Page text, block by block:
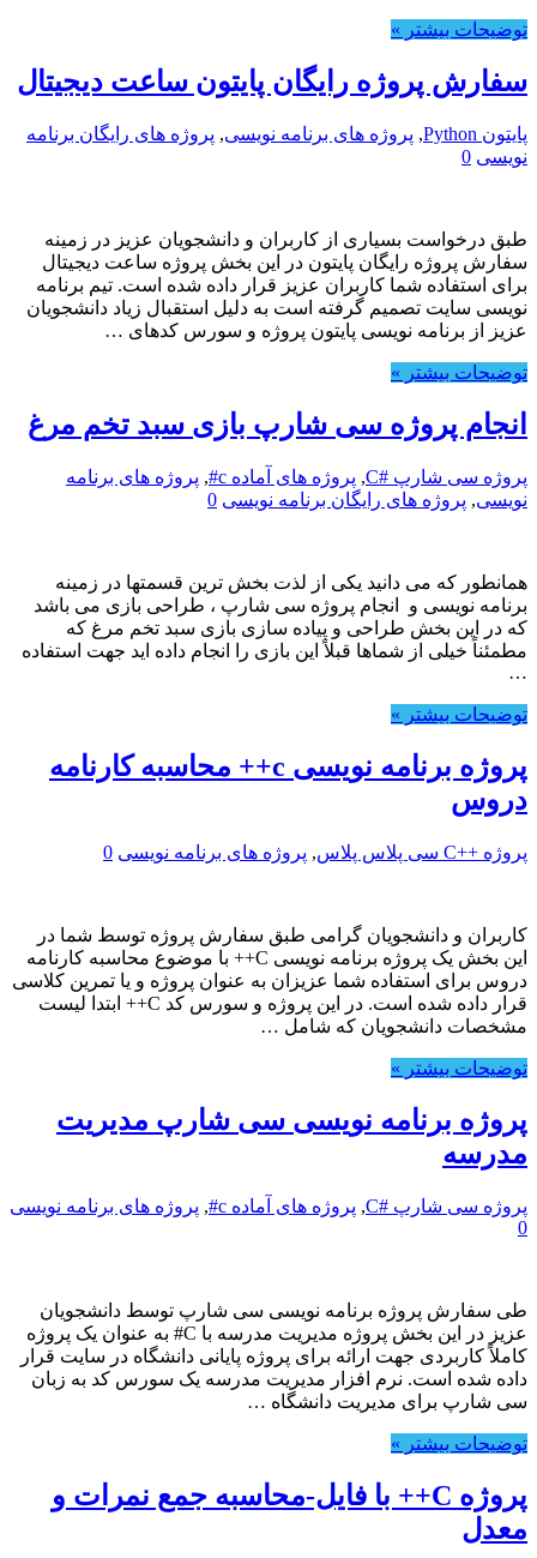
توضیحات بیشتر »
سفارش پروژه رایگان پایتون ساعت دیجیتال
پایتون Python , پروژه های برنامه نویسی, پروژه های رایگان برنامه
نویسی 0
طبق درخواست بسیاری از کاربران و دانشجویان عزیز در زمینه
سفارش پروژه رایگان پایتون در این بخش پروژه ساعت دیجیتال
برای استفاده شما کاربران عزیز قرار داده شده است. تیم برنامه
نویسی سایت تصمیم گرفته است به دلیل استقبال زیاد دانشجویان
عزیز از برنامه نویسی پایتون پروژه و سورس کدهای …
توضیحات بیشتر »
انجام پروژه سی شارپ بازی سبد تخم مرغ
پروژه سی شارپ #C , پروژه های آماده c# , پروژه های برنامه
نویسی, پروژه های رایگان برنامه نویسی 0
همانطور که می دانید یکی از لذت بخش ترین قسمتها در زمینه
برنامه نویسی و انجام پروژه سی شارپ ، طراحی بازی می باشد
که در این بخش طراحی و پیاده سازی بازی سبد تخم مرغ که
مطمئناً خیلی از شماها قبلاً این بازی را انجام داده اید جهت استفاده
…
توضیحات بیشتر »
پروژه برنامه نویسی c++ محاسبه کارنامه
دروس
پروژه ++C سی پلاس پلاس , پروژه های برنامه نویسی 0
کاربران و دانشجویان گرامی طبق سفارش پروژه توسط شما در
این بخش یک پروژه برنامه نویسی C++ با موضوع محاسبه کارنامه
دروس برای استفاده شما عزیزان به عنوان پروژه و یا تمرین کلاسی
قرار داده شده است. در این پروژه و سورس کد C++ ابتدا لیست
مشخصات دانشجویان که شامل …
توضیحات بیشتر »
پروژه برنامه نویسی سی شارپ مدیریت
مدرسه
پروژه سی شارپ #C , پروژه های آماده c# , پروژه های برنامه نویسی
0
طی سفارش پروژه برنامه نویسی سی شارپ توسط دانشجویان
عزیز در این بخش پروژه مدیریت مدرسه با C# به عنوان یک پروژه
کاملاً کاربردی جهت ارائه برای پروژه پایانی دانشگاه در سایت قرار
داده شده است. نرم افزار مدیریت مدرسه یک سورس کد به زبان
سی شارپ برای مدیریت دانشگاه …
توضیحات بیشتر »
پروژه C++ با فایل-محاسبه جمع نمرات و
معدل